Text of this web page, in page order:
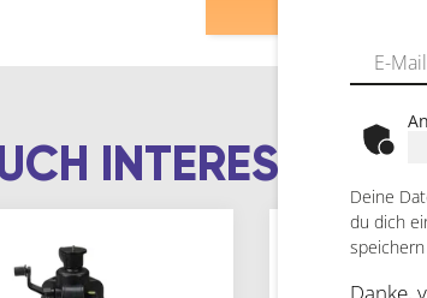
INTERESSIEREN
Deine
du dich